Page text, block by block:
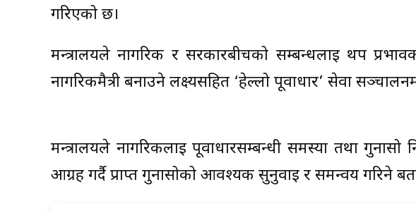
गरिएको छ।
मन्त्रालयले नागरिक र सरकारबीचको सम्बन्धलाई थप
नागरिकमैत्री बनाउने लक्ष्यसहित ‘हेल्लो पूर्वाधार’ सेवा
मन्त्रालयले नागरिकलाई पूर्वाधारसम्बन्धी समस्या तथा
आग्रह गर्दै प्राप्त गुनासोको आवश्यक सुनुवाइ र समन्वय गरिने